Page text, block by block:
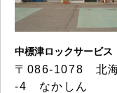
中標津ロックサービス
〒086-1078 北海
-4 なかしん